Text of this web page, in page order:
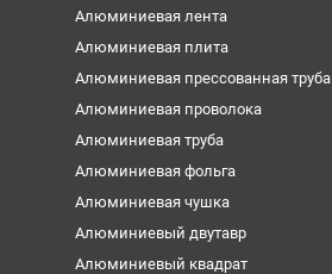
Алюминиевая лента
Алюминиевая плита
Алюминиевая прессованная труба
Алюминиевая проволока
Алюминиевая труба
Алюминиевая фольга
Алюминиевая чушка
Алюминиевый двутавр
Алюминиевый квадрат